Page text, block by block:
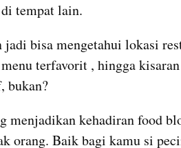
tempat lain.
jadi bisa mengetahui lokasi
terfavorit , hingga
bukan?
menjadikan kehadiran food
orang. Baik bagi kamu si